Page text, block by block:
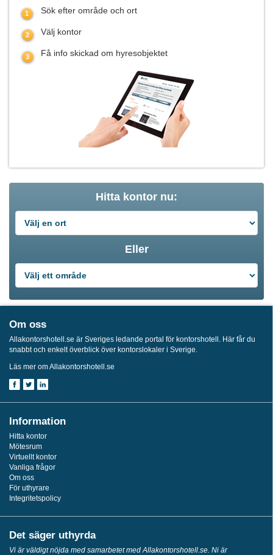
Sök efter område och ort
Välj kontor
Få info skickad om hyresobjektet
Hitta kontor nu:
Eller
Om oss
Allakontorshotell.se är Sveriges ledande portal för kontorshotell. Här får du
snabbt och enkelt överblick över kontorslokaler i Sverige.
Läs mer om Allakontorshotell.se
Information
Hitta kontor
Mötesrum
Virtuellt kontor
Vanliga frågor
Om oss
För uthyrare
Integritetspolicy
Det säger uthyrda
Vi är väldigt nöjda med samarbetet med Allakontorshotell.se. Ni är